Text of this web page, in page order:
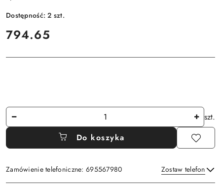
Dostępność:2 szt.
cena:
794.65
Ilość
szt.
Do koszyka
Zamówienie telefoniczne: 695567980 Zostaw telefon